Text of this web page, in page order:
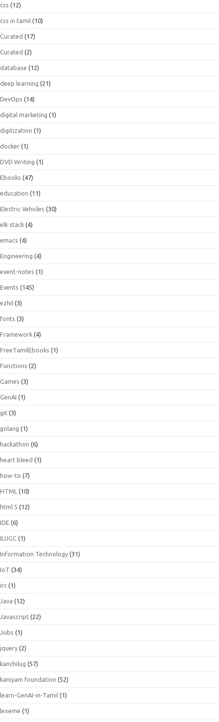
css (12)
css in tamil (10)
Curated (17)
Curated (2)
database (12)
deep learning (21)
DevOps (14)
digital marketing (1)
digitization (1)
docker (1)
DVD Writing (1)
Ebooks (47)
education (11)
Electric Vehicles (30)
elk stack (4)
emacs (4)
Engineering (4)
event-notes (1)
Events (145)
ezhil (3)
fonts (3)
Framework (4)
FreeTamilEbooks (1)
Functions (2)
Games (3)
GenAI (1)
git (3)
golang (1)
hackathon (6)
heart bleed (1)
how-to (7)
HTML (10)
html 5 (12)
IDE (6)
ILUGC (1)
Information Technology (31)
IoT (34)
irc (1)
Java (12)
Javascript (22)
Jobs (1)
jquery (2)
kanchilug (57)
kaniyam foundation (52)
learn-GenAI-in-Tamil (1)
lexeme (1)